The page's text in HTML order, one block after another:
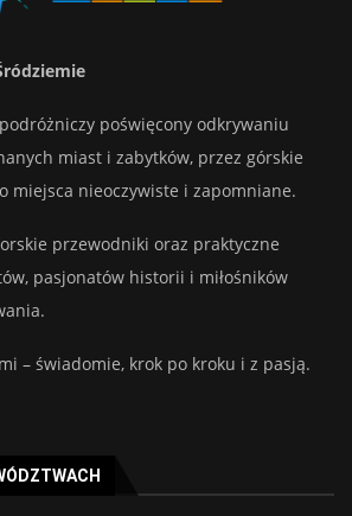
poświęcony odkrywaniu
miast i zabytków, przez górskie
miejsca nieoczywiste i zapomniane.
przewodniki oraz praktyczne
pasjonatów historii i miłośników
– świadomie, krok po kroku i z pasją.